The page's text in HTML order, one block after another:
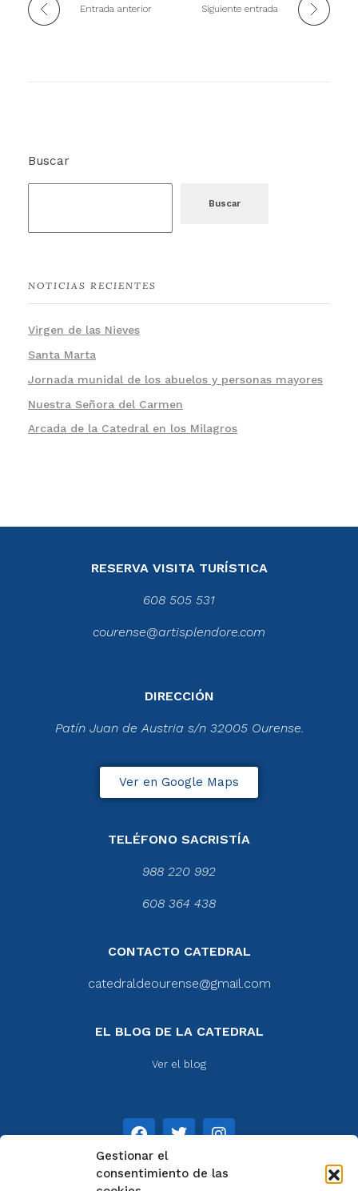
Gestionar el
consentimiento de las
Entrada anterior Siguiente entrada
Buscar
Buscar
NOTICIAS RECIENTES
Virgen de las Nieves
Santa Marta
Jornada munidal de los abuelos y personas mayores
Nuestra Señora del Carmen
Arcada de la Catedral en los Milagros
RESERVA VISITA TURÍSTICA
608 505 531
courense@artisplendore.com
DIRECCIÓN
Patín Juan de Austria s/n 32005 Ourense.
Ver en Google Maps
TELÉFONO SACRISTÍA
988 220 992
608 364 438
CONTACTO CATEDRAL
catedraldeourense@gmail.com
EL BLOG DE LA CATEDRAL
Ver el blog